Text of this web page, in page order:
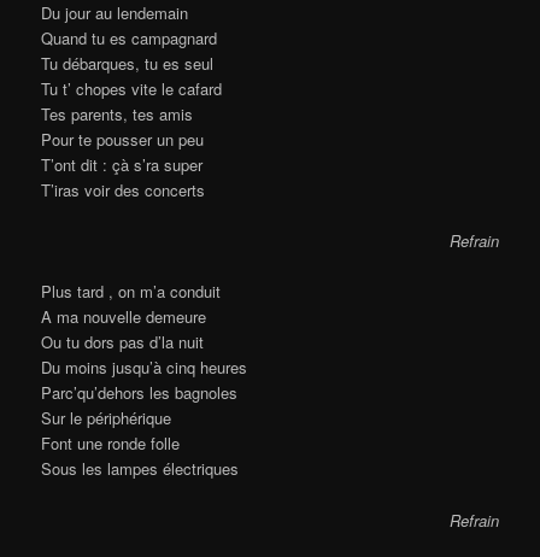
Du jour au lendemain
Quand tu es campagnard
Tu débarques, tu es seul
Tu t’ chopes vite le cafard
Tes parents, tes amis
Pour te pousser un peu
T’ont dit : çà s’ra super
T’iras voir des concerts
Refrain
Plus tard , on m’a conduit
A ma nouvelle demeure
Ou tu dors pas d’la nuit
Du moins jusqu’à cinq heures
Parc’qu’dehors les bagnoles
Sur le périphérique
Font une ronde folle
Sous les lampes électriques
Refrain